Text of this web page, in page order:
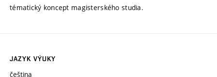
tématický koncept magisterského studia.
JAZYK VÝUKY
čeština